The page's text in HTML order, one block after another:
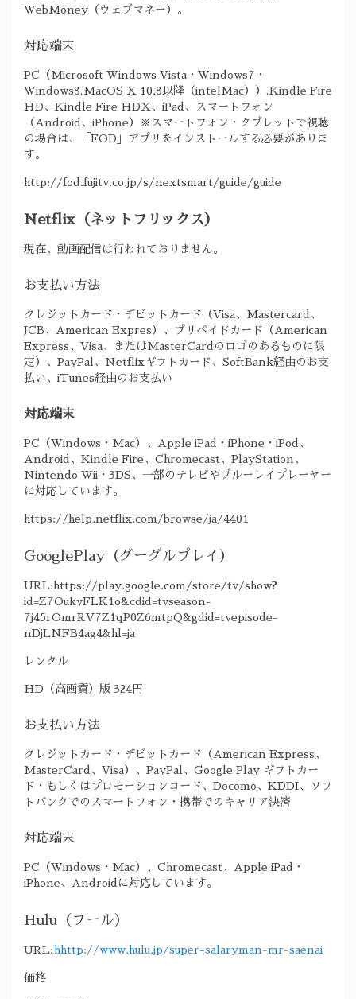
WebMoney（ウェブマネー）。
対応端末
PC（Microsoft Windows Vista・Windows7・
Windows8,MacOS X 10.8以降（intelMac））,Kindle Fire
HD、Kindle Fire HDX、iPad、スマートフォン
（Android、iPhone）※スマートフォン・タブレットで視聴
の場合は、「FOD」アプリをインストールする必要がありま
す。
http://fod.fujitv.co.jp/s/nextsmart/guide/guide
Netflix（ネットフリックス）
現在、動画配信は行われておりません。
お支払い方法
クレジットカード・デビットカード（Visa、Mastercard、
JCB、American Expres）、プリペイドカード（American
Express、Visa、またはMasterCardのロゴのあるものに限
定）、PayPal、Netflixギフトカード、SoftBank経由のお支
払い、iTunes経由のお支払い
対応端末
PC（Windows・Mac）、Apple iPad・iPhone・iPod、
Android、Kindle Fire、Chromecast、PlayStation、
Nintendo Wii・3DS、一部のテレビやブルーレイプレーヤー
に対応しています。
https://help.netflix.com/browse/ja/4401
GooglePlay（グーグルプレイ）
URL:https://play.google.com/store/tv/show?
id=Z7OukvFLK1o&cdid=tvseason-
7j45rOmrRV7Z1qP0Z6mtpQ&gdid=tvepisode-
nDjLNFB4ag4&hl=ja
レンタル
HD（高画質）版 324円
お支払い方法
クレジットカード・デビットカード（American Express、
MasterCard、Visa）、PayPal、Google Play ギフトカー
ド・もしくはプロモーションコード、Docomo、KDDI、ソフ
トバンクでのスマートフォン・携帯でのキャリア決済
対応端末
PC（Windows・Mac）、Chromecast、Apple iPad・
iPhone、Androidに対応しています。
Hulu（フール）
URL: hhttp://www.hulu.jp/super-salaryman-mr-saenai
価格